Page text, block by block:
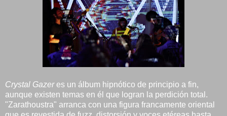
Crystal Gazer es un álbum hipnótico de principio a fin,
aunque existen temas en él que logran la perdición total.
"Zarathoustra" arranca con una figura francamente oriental